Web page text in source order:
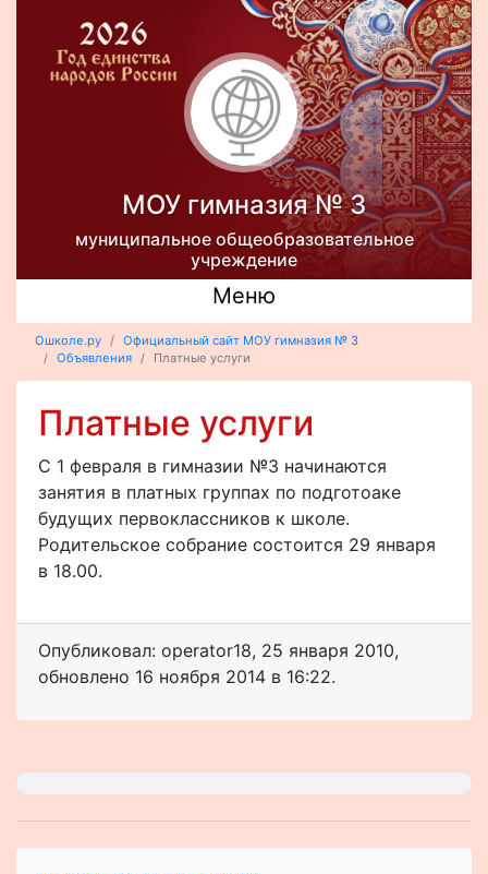
МОУ гимназия № 3
муниципальное общеобразовательное
учреждение
Меню
Ошколе.ру
Официальный сайт МОУ гимназия № 3
Объявления
Платные услуги
Платные услуги
С 1 февраля в гимназии №3 начинаются
занятия в платных группах по подготоаке
будущих первоклассников к школе.
Родительское собрание состоится 29 января
в 18.00.
Опубликовал: operator18, 25 января 2010,
обновлено 16 ноября 2014 в 16:22.